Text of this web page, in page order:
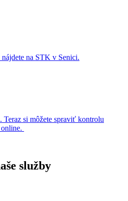
na STK v Senici.
Teraz si môžete spraviť kontrolu
služby